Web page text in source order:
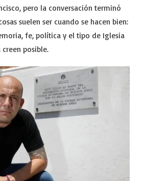
pero la conversación terminó
suelen ser cuando se hacen bien:
fe, política y el tipo de Iglesia
posible.